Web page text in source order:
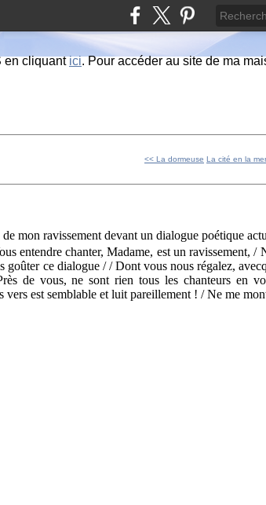
en cliquantici. Pour accéder au site de ma
<< La dormeuse La cité en la
mon ravissement devant un dialogue poétique